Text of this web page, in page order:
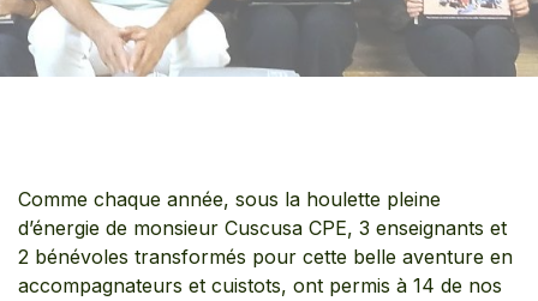
Comme chaque année, sous la houlette pleine
d’énergie de monsieur Cuscusa CPE, 3 enseignants et
2 bénévoles transformés pour cette belle aventure en
accompagnateurs et cuistots, ont permis à 14 de nos